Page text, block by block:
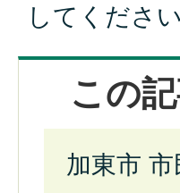
してください
この
加東市